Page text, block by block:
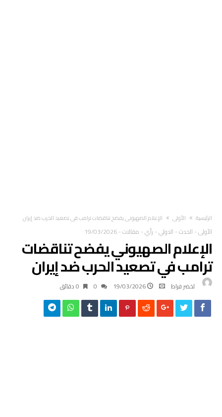
‫الرئيسية‬ الأولى الإعلام الصهيوني يفضح تناقضات ترامب في تصعيد الحرب ضد إيران
الأولى- الحدث- الدولي- رأي- مقالات-
19/03/2026
الإعلام الصهيوني يفضح تناقضات
ترامب في تصعيد الحرب ضد إيران
لخضر فراط 19/03/2026 0 ‫دقائق‬